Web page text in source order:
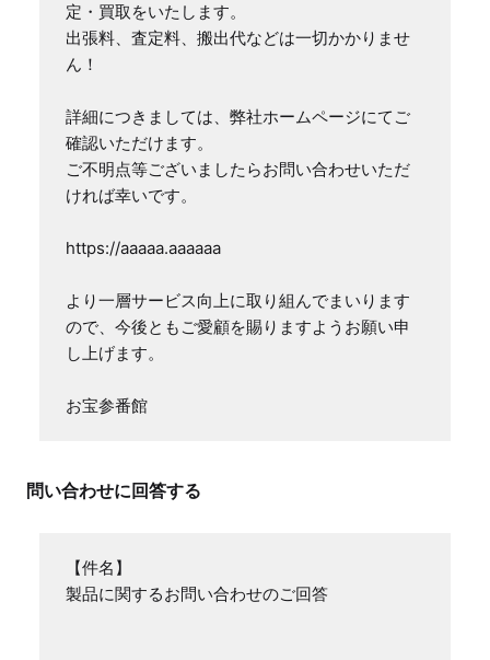
定・買取をいたします。
出張料、査定料、搬出代などは一切かかりませ
ん！
詳細につきましては、弊社ホームページにてご
確認いただけます。
ご不明点等ございましたらお問い合わせいただ
ければ幸いです。
https://aaaaa.aaaaaa
より一層サービス向上に取り組んでまいります
ので、今後ともご愛顧を賜りますようお願い申
し上げます。
お宝参番館
問い合わせに回答する
【件名】
製品に関するお問い合わせのご回答